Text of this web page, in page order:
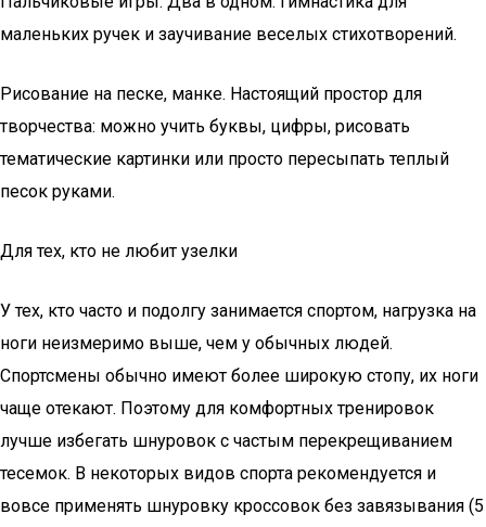
маленьких ручек и заучивание веселых стихотворений.
Рисование на песке, манке. Настоящий простор для
творчества: можно учить буквы, цифры, рисовать
тематические картинки или просто пересыпать теплый
песок руками.
Для тех, кто не любит узелки
У тех, кто часто и подолгу занимается спортом, нагрузка на
ноги неизмеримо выше, чем у обычных людей.
Спортсмены обычно имеют более широкую стопу, их ноги
чаще отекают. Поэтому для комфортных тренировок
лучше избегать шнуровок с частым перекрещиванием
тесемок. В некоторых видов спорта рекомендуется и
вовсе применять шнуровку кроссовок без завязывания (5